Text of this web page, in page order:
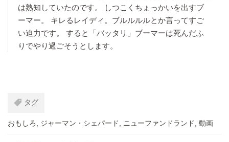
は熟知していたのです。 しつこくちょっかいを出すブ
ーマー。 キレるレイディ。ブルルルルとか言ってすご
い迫力です。 すると「バッタリ」ブーマーは死んだふ
りでやり過ごそうとします。
タグ
おもしろ ジャーマン・シェパード ニューファンドランド 動画